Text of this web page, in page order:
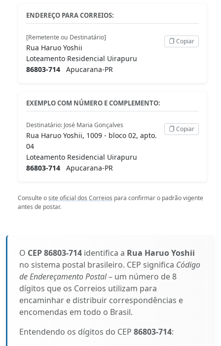
ENDEREÇO PARA CORREIOS:
[Remetente ou Destinatário]
Rua Haruo Yoshii
Loteamento Residencial Uirapuru
86803-714 Apucarana-PR
Copiar
EXEMPLO COM NÚMERO E COMPLEMENTO:
Destinatário: José Maria Gonçalves
Rua Haruo Yoshii, 1009 - bloco 02, apto.
04
Loteamento Residencial Uirapuru
86803-714 Apucarana-PR
Copiar
Consulte osite oficial dos Correios para confirmar o padrão vigente
antes de postar.
O CEP 86803-714 identifica a Rua Haruo Yoshii
no sistema postal brasileiro. CEP significa Código
de Endereçamento Postal– um número de 8
dígitos que os Correios utilizam para
encaminhar e distribuir correspondências e
encomendas em todo o Brasil.
Entendendo os dígitos do CEP 86803-714: